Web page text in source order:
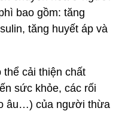
bao gồm: tăng
tăng huyết áp và
cải thiện chất
sức khỏe, các rối
âu…) của người thừa